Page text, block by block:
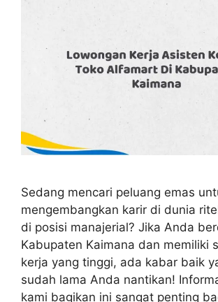
Sedang mencari peluang emas
mengembangkan karir di dunia
di posisi manajerial? Jika Anda
Kabupaten Kaimana dan memiliki
kerja yang tinggi, ada kabar baik
sudah lama Anda nantikan!
kami bagikan ini sangat penting